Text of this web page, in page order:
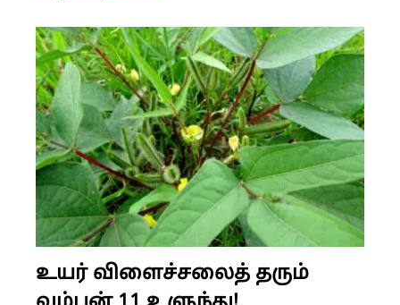
உயர் விளைச்சலைத் தரும்